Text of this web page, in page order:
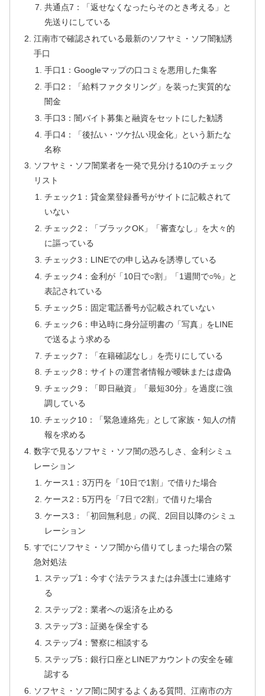
共通点7：「返せなくなったらそのとき考える」と
先送りにしている
江南市で確認されている最新のソフヤミ・ソフ闇勧誘
手口
手口1：Googleマップの口コミを悪用した集客
手口2：「給料ファクタリング」を装った実質的な
闇金
手口3：闇バイト募集と融資をセットにした勧誘
手口4：「後払い・ツケ払い現金化」という新たな
名称
ソフヤミ・ソフ闇業者を一発で見分ける10のチェック
リスト
チェック1：貸金業登録番号がサイトに記載されて
いない
チェック2：「ブラックOK」「審査なし」を大々的
に謳っている
チェック3：LINEでの申し込みを誘導している
チェック4：金利が「10日で○割」「1週間で○%」と
表記されている
チェック5：固定電話番号が記載されていない
チェック6：申込時に身分証明書の「写真」をLINE
で送るよう求める
チェック7：「在籍確認なし」を売りにしている
チェック8：サイトの運営者情報が曖昧または虚偽
チェック9：「即日融資」「最短30分」を過度に強
調している
チェック10：「緊急連絡先」として家族・知人の情
報を求める
数字で見るソフヤミ・ソフ闇の恐ろしさ、金利シミュ
レーション
ケース1：3万円を「10日で1割」で借りた場合
ケース2：5万円を「7日で2割」で借りた場合
ケース3：「初回無利息」の罠、2回目以降のシミュ
レーション
すでにソフヤミ・ソフ闇から借りてしまった場合の緊
急対処法
ステップ1：今すぐ法テラスまたは弁護士に連絡す
る
ステップ2：業者への返済を止める
ステップ3：証拠を保全する
ステップ4：警察に相談する
ステップ5：銀行口座とLINEアカウントの安全を確
認する
ソフヤミ・ソフ闇に関するよくある質問、江南市の方